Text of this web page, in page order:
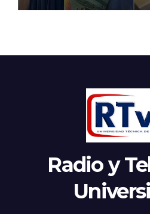
Radio y